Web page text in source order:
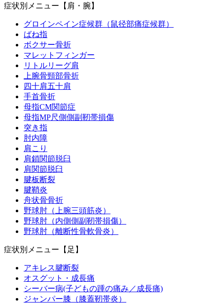
症状別メニュー【肩・腕】
グロインペイン症候群（鼠径部痛症候群）
ばね指
ボクサー骨折
マレットフィンガー
リトルリーグ肩
上腕骨頸部骨折
四十肩五十肩
手首骨折
母指CM関節症
母指MP尺側側副靭帯損傷
突き指
肘内障
肩こり
肩鎖関節脱臼
肩関節脱臼
腱板断裂
腱鞘炎
舟状骨骨折
野球肘（上腕三頭筋炎）
野球肘（内側側副靭帯損傷）
野球肘（離断性骨軟骨炎）
症状別メニュー【足】
アキレス腱断裂
オスグット・成長痛
シーバー病(子どもの踵の痛み／成長痛)
ジャンパー膝（膝蓋靭帯炎）